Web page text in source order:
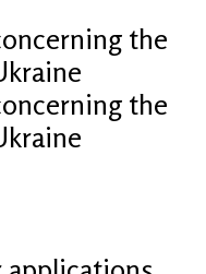
the
the